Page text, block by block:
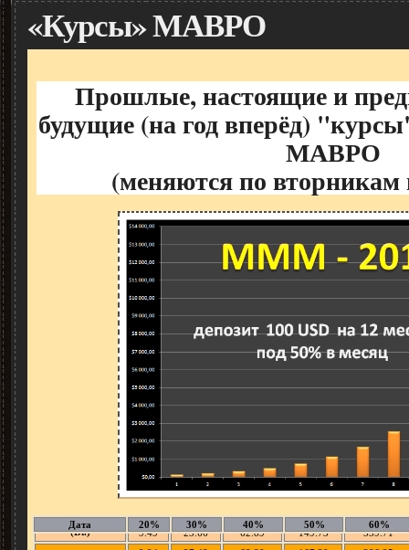
«Курсы» МАВРО
Прошлые, настоящие и
будущие (на год вперёд)
МАВРО
(меняются по вторникам